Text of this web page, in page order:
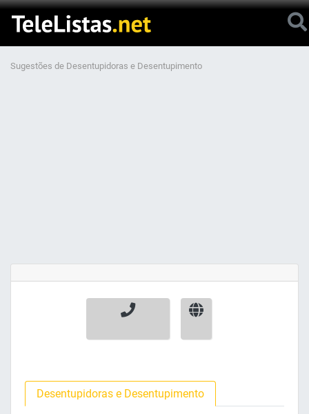
Sugestões de Desentupidoras e Desentupimento
Desentupidoras e Desentupimento